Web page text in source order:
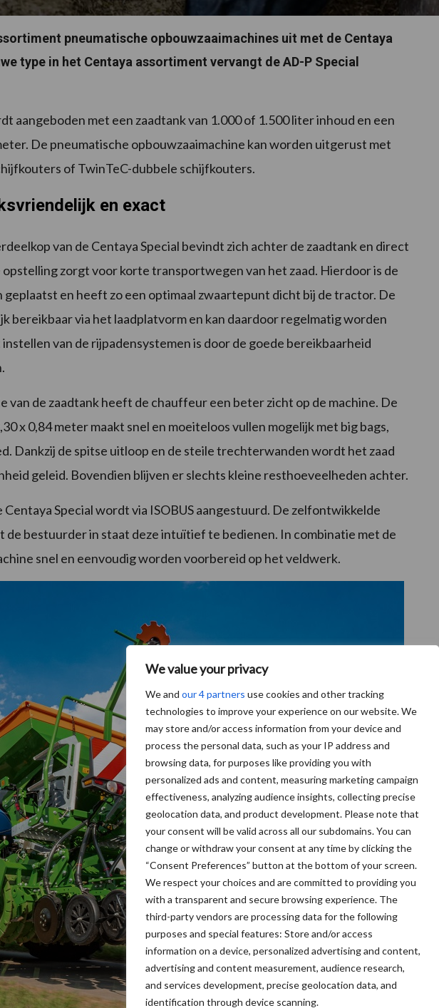
We value your privacy
We and our 4 partners use cookies and other tracking
technologies to improve your experience on our website. We
may store and/or access information from your device and
process the personal data, such as your IP address and
browsing data, for purposes like providing you with
personalized ads and content, measuring marketing campaign
effectiveness, analyzing audience insights, collecting precise
geolocation data, and product development. Please note that
your consent will be valid across all our subdomains. You can
change or withdraw your consent at any time by clicking the
“Consent Preferences” button at the bottom of your screen.
We respect your choices and are committed to providing you
with a transparent and secure browsing experience. The
third-party vendors are processing data for the following
purposes and special features: Store and/or access
information on a device, personalized advertising and content,
advertising and content measurement, audience research,
and services development, precise geolocation data, and
identification through device scanning.
pneumatische opbouwzaaimachines uit met de Centaya
type in het Centaya assortiment vervangt de AD-P Special
aangeboden met een zaadtank van 1.000 of 1.500 liter inhoud en een
De pneumatische opbouwzaaimachine kan worden uitgerust met
of TwinTeC-dubbele schijfkouters.
en exact
van de Centaya Special bevindt zich achter de zaadtank en direct
zorgt voor korte transportwegen van het zaad. Hierdoor is de
geplaatst en heeft zo een optimaal zwaartepunt dicht bij de tractor. De
bereikbaar via het laadplatvorm en kan daardoor regelmatig worden
van de rijpadensystemen is door de goede bereikbaarheid
van de zaadtank heeft de chauffeur een beter zicht op de machine. De
x 0,84 meter maakt snel en moeiteloos vullen mogelijk met big bags,
Dankzij de spitse uitloop en de steile trechterwanden wordt het zaad
geleid. Bovendien blijven er slechts kleine resthoeveelheden achter.
Centaya Special wordt via ISOBUS aangestuurd. De zelfontwikkelde
bestuurder in staat deze intuïtief te bedienen. In combinatie met de
snel en eenvoudig worden voorbereid op het veldwerk.